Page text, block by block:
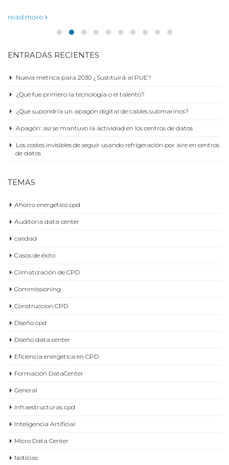
read more
ENTRADAS RECIENTES
Nueva métrica para 2030 ¿Sustituirá al PUE?
¿Qué fue primero la tecnología o el talento?
¿Qué supondría un apagón digital de cables submarinos?
Apagón: así se mantuvo la actividad en los centros de datos
Los costes invisibles de seguir usando refrigeración por aire en centros
de datos
TEMAS
Ahorro energetico cpd
Auditoria data center
calidad
Casos de éxito
Climatización de CPD
Commissioning
Construccion CPD
Diseño cpd
Diseño data center
Eficiencia energetica en CPD
Formación DataCenter
General
Infraestructuras cpd
Inteligencia Artificial
Micro Data Center
Noticias